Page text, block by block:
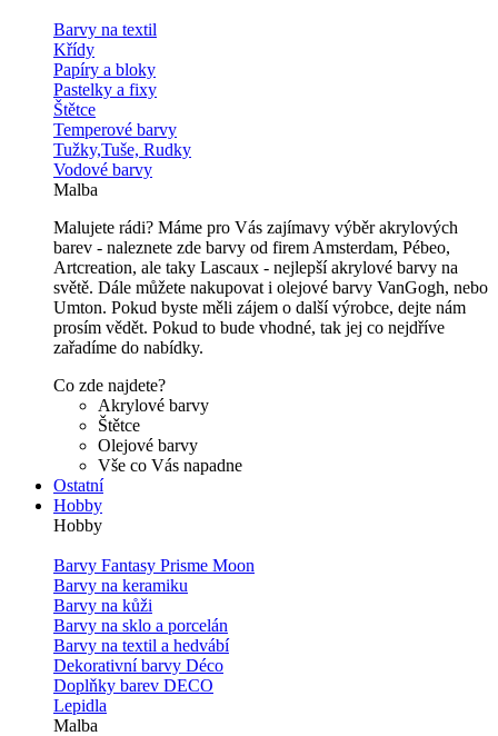
Barvy na textil
Křídy
Papíry a bloky
Pastelky a fixy
Štětce
Temperové barvy
Tužky,Tuše, Rudky
Vodové barvy
Malba
Malujete rádi? Máme pro Vás zajímavy výběr akrylových
barev - naleznete zde barvy od firem Amsterdam, Pébeo,
Artcreation, ale taky Lascaux - nejlepší akrylové barvy na
světě. Dále můžete nakupovat i olejové barvy VanGogh, nebo
Umton. Pokud byste měli zájem o další výrobce, dejte nám
prosím vědět. Pokud to bude vhodné, tak jej co nejdříve
zařadíme do nabídky.
Co zde najdete?
Akrylové barvy
Štětce
Olejové barvy
Vše co Vás napadne
Ostatní
Hobby
Hobby
Barvy Fantasy Prisme Moon
Barvy na keramiku
Barvy na kůži
Barvy na sklo a porcelán
Barvy na textil a hedvábí
Dekorativní barvy Déco
Doplňky barev DECO
Lepidla
Malba